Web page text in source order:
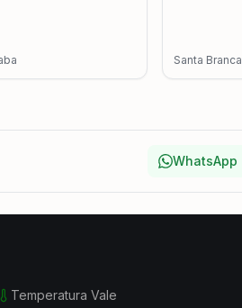
Santa Branca
WhatsApp
Temperatura Vale